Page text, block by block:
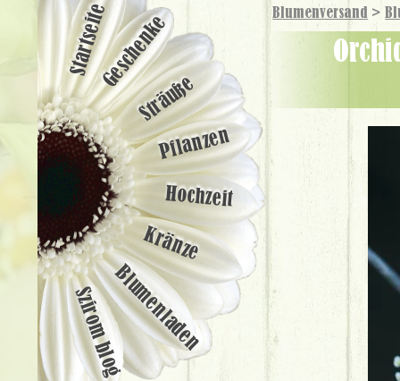
Blumenversand >
Orchideenkorb mit Lisianthus (17 cm, 7 Stämme) - Blumenlieferung
StartseiteGeschenke
Sträuße
Pflanzen
Hochzeit
Kränze
Blumenladen
Szirom blog